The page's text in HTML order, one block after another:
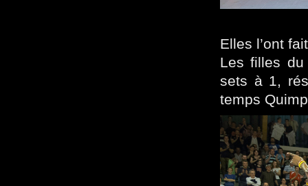
Elles l’ont
Les filles
sets à 1,
temps